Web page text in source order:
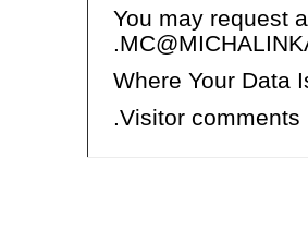
You may request
Where Your Data
Visitor